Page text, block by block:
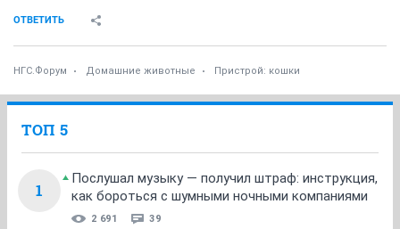
ОТВЕТИТЬ
НГС.Форум Домашние животные Пристрой: кошки
ТОП 5
1
Послушал музыку — получил штраф: инструкция,
как бороться с шумными ночными компаниями
2 691 39